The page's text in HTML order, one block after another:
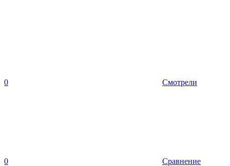
0 Смотрели
0 Сравнение